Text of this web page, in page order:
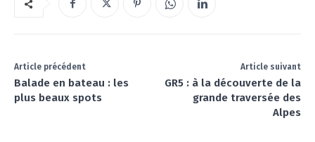
Article précédent
Balade en bateau : les
plus beaux spots
Article suivant
GR5 : à la découverte de la
grande traversée des
Alpes